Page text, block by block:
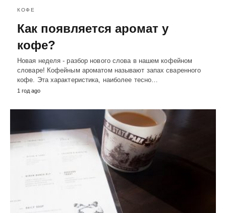
КОФЕ
Как появляется аромат у
кофе?
Новая неделя - разбор нового слова в нашем кофейном
словаре! Кофейным ароматом называют запах сваренного
кофе. Эта характеристика, наиболее тесно…
1 год ago